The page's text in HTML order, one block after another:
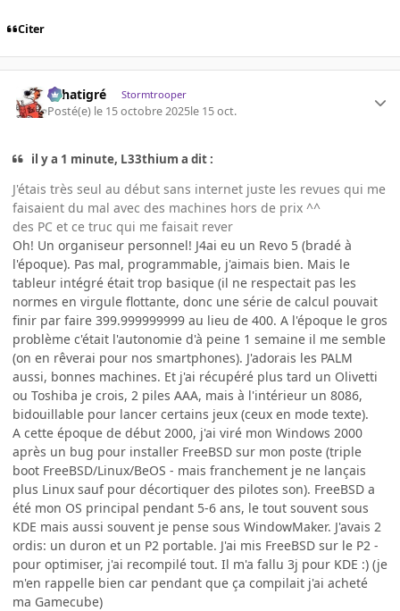
Citer
r.chatigré Stormtrooper
Posté(e) le 15 octobre 2025le 15 oct.
il y a 1 minute, L33thium a dit :
J'étais très seul au début sans internet juste les revues qui me
faisaient du mal avec des machines hors de prix ^^
des PC et ce truc qui me faisait rever
Oh! Un organiseur personnel! J4ai eu un Revo 5 (bradé à
l'époque). Pas mal, programmable, j'aimais bien. Mais le
tableur intégré était trop basique (il ne respectait pas les
normes en virgule flottante, donc une série de calcul pouvait
finir par faire 399.999999999 au lieu de 400. A l'époque le gros
problème c'était l'autonomie d'à peine 1 semaine il me semble
(on en rêverai pour nos smartphones). J'adorais les PALM
aussi, bonnes machines. Et j'ai récupéré plus tard un Olivetti
ou Toshiba je crois, 2 piles AAA, mais à l'intérieur un 8086,
bidouillable pour lancer certains jeux (ceux en mode texte).
A cette époque de début 2000, j'ai viré mon Windows 2000
après un bug pour installer FreeBSD sur mon poste (triple
boot FreeBSD/Linux/BeOS - mais franchement je ne lançais
plus Linux sauf pour décortiquer des pilotes son). FreeBSD a
été mon OS principal pendant 5-6 ans, le tout souvent sous
KDE mais aussi souvent je pense sous WindowMaker. J'avais 2
ordis: un duron et un P2 portable. J'ai mis FreeBSD sur le P2 -
pour optimiser, j'ai recompilé tout. Il m'a fallu 3j pour KDE :) (je
m'en rappelle bien car pendant que ça compilait j'ai acheté
ma Gamecube)